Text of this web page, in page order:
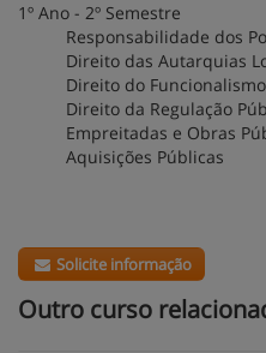
1º Ano - 2º Semestre
Responsabilidade dos
Direito das Autarquias
Direito do
Direito da Regulação
Empreitadas e Obras
Aquisições Públicas
Solicite informação
Outro curso